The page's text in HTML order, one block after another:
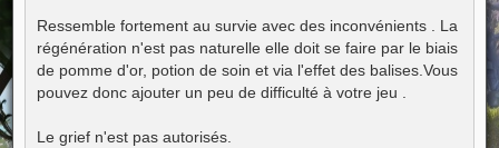
Ressemble fortement au survie avec des inconvénients . La
régénération n'est pas naturelle elle doit se faire par le biais
de pomme d'or, potion de soin et via l'effet des balises.Vous
pouvez donc ajouter un peu de difficulté à votre jeu .
Le grief n'est pas autorisés.